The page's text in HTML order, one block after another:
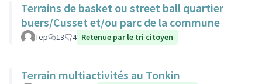
Terrains de basket ou street ball quartier
buers/Cusset et/ou parc de la commune
Tep 13 4 Retenue par le tri citoyen
Terrain multiactivités au Tonkin